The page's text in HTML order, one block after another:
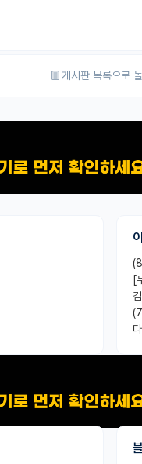
게시판 목록으로